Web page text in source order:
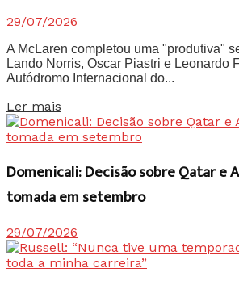
29/07/2026
A McLaren completou uma "produtiva"
Lando Norris, Oscar Piastri e Leonardo
Autódromo Internacional do...
Ler mais
Domenicali: Decisão sobre Qatar e
tomada em setembro
29/07/2026